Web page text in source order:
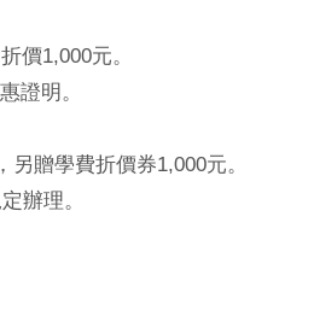
價1,000元。
證明。
贈學費折價券1,000元。
辦理。